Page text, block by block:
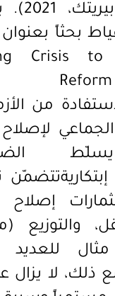
بحثاً بعنوان
Crisis to
من
يسلّط
إبتكاريةتتضمن
إصلاح
والتوزيع
للعديد
ذلك، لا يزال